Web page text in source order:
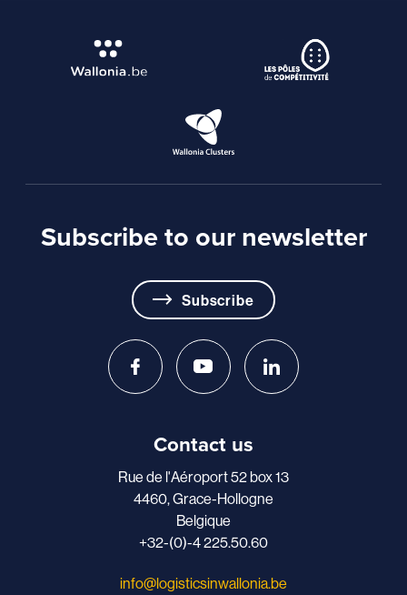
Subscribe to our newsletter
Subscribe
Contact us
Rue de l'Aéroport 52 box 13
4460, Grace-Hollogne
Belgique
+32-(0)-4 225.50.60
info@logisticsinwallonia.be